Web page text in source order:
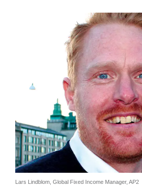
Lars Lindblom, Global Fixed Income Manager, AP2